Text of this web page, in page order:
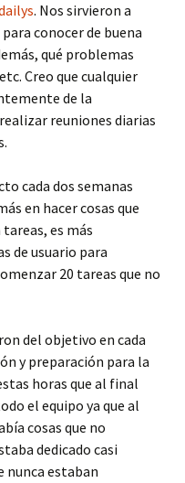
. Nos sirvieron a
conocer de buena
qué problemas
Creo que cualquier
de la
reuniones diarias
cada dos semanas
en hacer cosas que
es más
de usuario para
20 tareas que no
del objetivo en cada
y preparación para la
horas que al final
el equipo ya que al
cosas que no
dedicado casi
nunca estaban